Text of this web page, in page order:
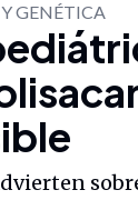
GENÉTICA